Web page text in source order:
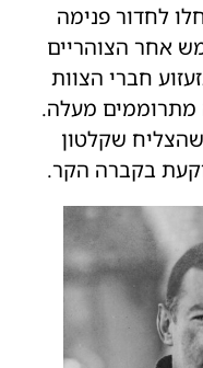
לחדור פנימה
אחר הצוהריים
התבוננו בזעזוע חברי הצוות
מתרוממים מעלה.
שקלטון
בקברה הקר.